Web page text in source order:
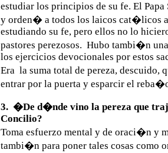
estudiar los principios de su fe. El
y orden� a todos los laicos cat�licos
estudiando su fe, pero ellos no lo
pastores perezosos. Hubo tambi�n
los ejercicios devocionales por estos
Era la suma total de pereza,
entrar por la puerta y esparcir el
3. �De d�nde vino la pereza que
Concilio?
Toma esfuerzo mental y de oraci�n y
tambi�n para poner tales cosas